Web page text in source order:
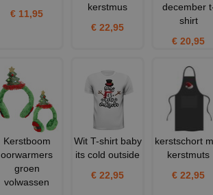
€ 11,95
kerstmus
€ 22,95
december
shirt
€ 20,95
Kerstboom
oorwarmers
groen
volwassen
Wit T-shirt baby
its cold outside
€ 22,95
kerstschort
kerstmuts
€ 22,95